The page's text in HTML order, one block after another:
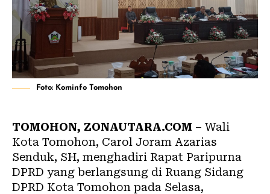
Foto: Kominfo Tomohon
TOMOHON, ZONAUTARA.COM – Wali
Kota Tomohon, Carol Joram Azarias
Senduk, SH, menghadiri Rapat Paripurna
DPRD yang berlangsung di Ruang Sidang
DPRD Kota Tomohon pada Selasa,